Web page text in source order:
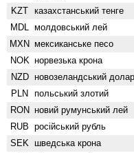
KZT казахстанський тенге
MDL молдовський лей
MXN мексиканське песо
NOK норвезька крона
NZD ново­зеландський долар
PLN польський злотий
RON новий румунський лей
RUB російський рубль
SEK шведська крона